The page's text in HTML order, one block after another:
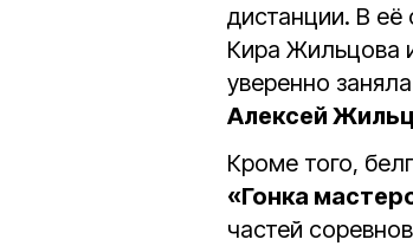
дистанции. В её
Кира Жильцова
уверенно
Алексей
Кроме того,
«Гонка
частей